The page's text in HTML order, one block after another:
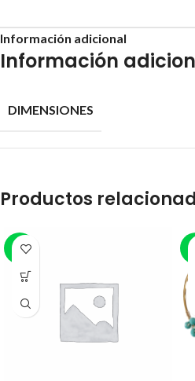
Información adicional
Información
DIMENSIONES
Productos
-7% -